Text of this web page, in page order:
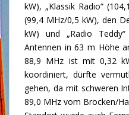
t
kW), „Klassik Radio“
(99,4 MHz/0,5 kW), den
kW) und „Radio
Antennen in 63 m Höhe
88,9 MHz ist mit 0,32
koordiniert, dürfte
gehen, da mit schweren
89,0 MHz vom Brocken/